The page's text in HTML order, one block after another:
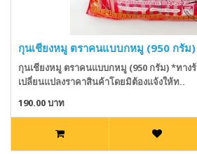
กุนเชียงหมู ตราคนแบบกหมู (950 กรัม)
กุนเชียงหมู ตราคนแบบกหมู (950 กรัม) *ทาง
เปลี่ยนแปลงราคาสินค้าโดยมิต้องแจ้งให้ท..
190.00 บาท